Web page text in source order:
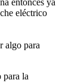
entonces ya
eléctrico
algo para
para la